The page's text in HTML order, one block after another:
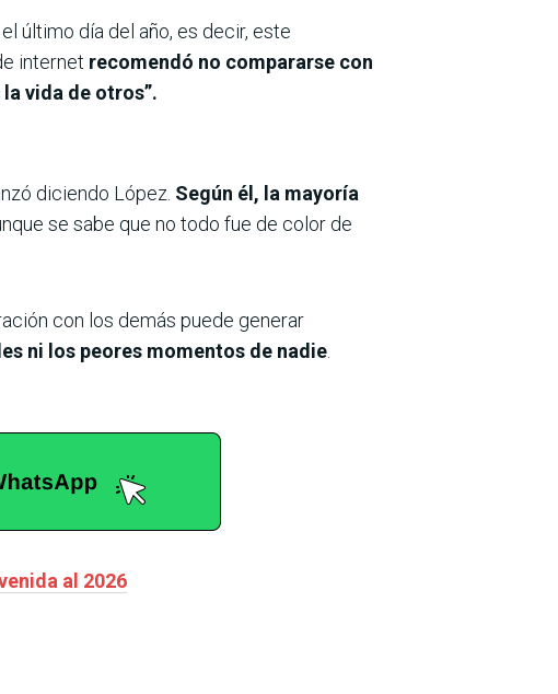
último día del año, es decir, este
internet recomendó no compararse con
la vida de otros”.
diciendo López. Según él, la mayoría
se sabe que no todo fue de color de
con los demás puede generar
ni los peores momentos de nadie
al 2026